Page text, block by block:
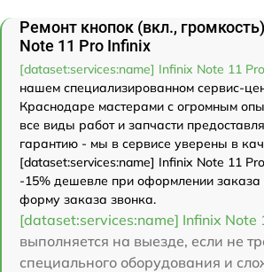
Ремонт кнопок (вкл.,
Note 11 Pro Infinix
[dataset:services:name] Infinix Note 11 Pro
нашем специализированном сервис-
Краснодаре мастерами с огромным
все виды работ и запчасти
гарантию - мы в сервисе уверены в
[dataset:services:name] Infinix Note 11
-15% дешевле при оформлении заказа
форму заказа звонка.
[dataset:services:name] Infinix Note
выполняется на выезде, если не
специального оборудования и